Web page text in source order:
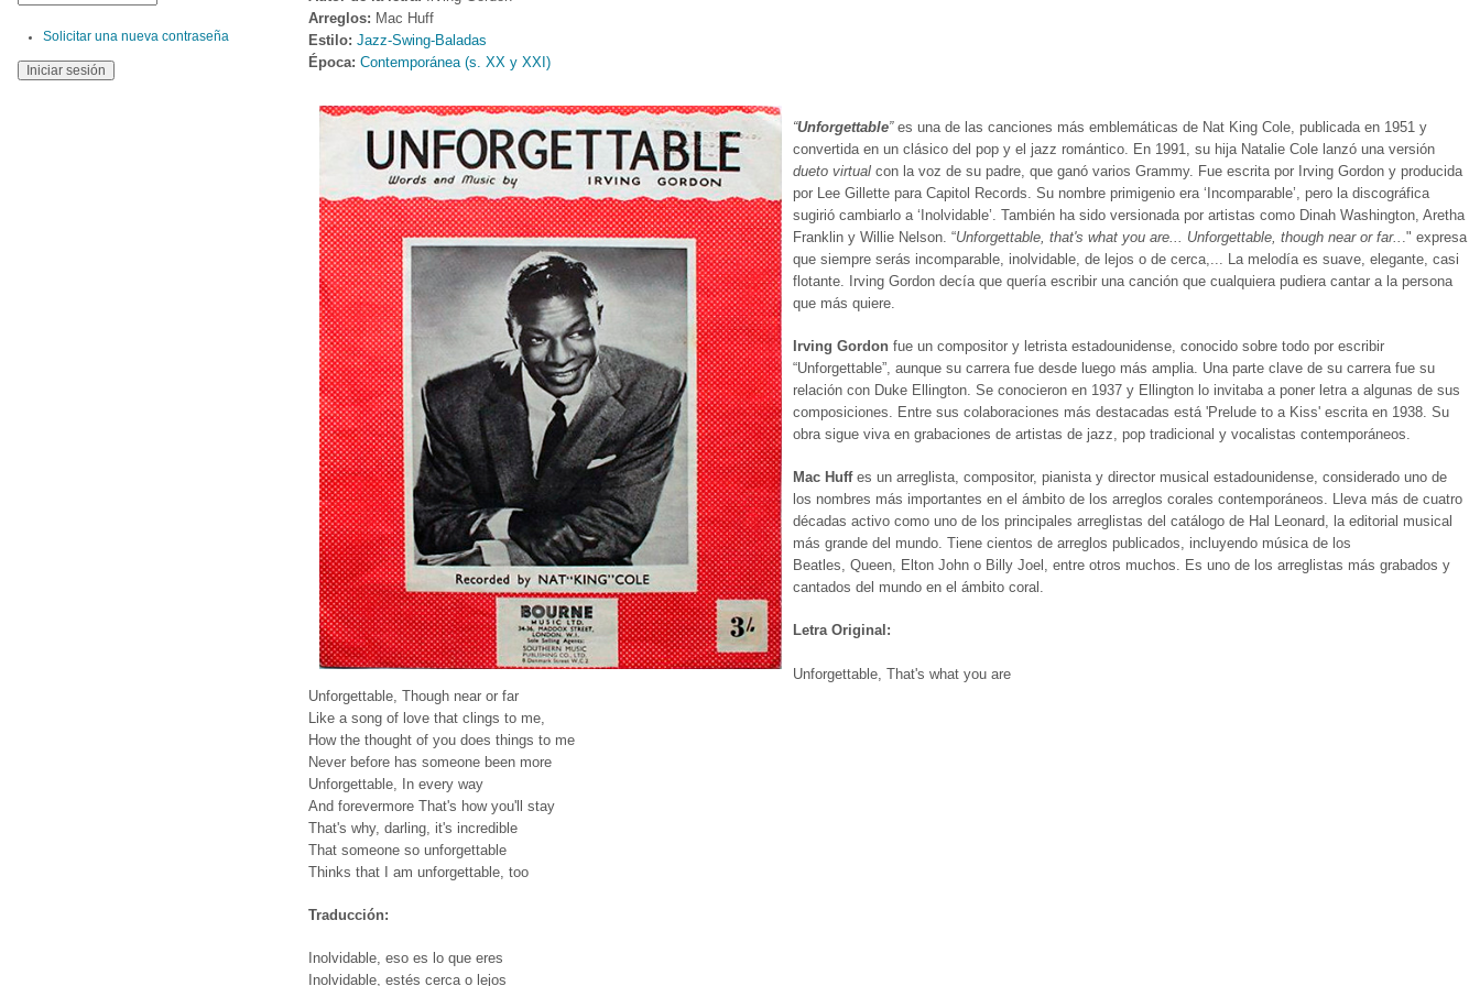
Arreglos: Mac Huff
Estilo: Jazz-Swing-Baladas
Época: Contemporánea (s. XX y XXI)
“Unforgettable” es una de las canciones más emblemáticas de Nat King Cole, publicada en 1951 y
convertida en un clásico del pop y el jazz romántico. En 1991, su hija Natalie Cole lanzó una versión
dueto virtual con la voz de su padre, que ganó varios Grammy. Fue escrita por Irving Gordon y producida
por Lee Gillette para Capitol Records. Su nombre primigenio era ‘Incomparable’, pero la discográfica
sugirió cambiarlo a ‘Inolvidable’. También ha sido versionada por artistas como Dinah Washington, Aretha
Franklin y Willie Nelson. “Unforgettable, that's what you are... Unforgettable, though near or far..
." expresa
que siempre serás incomparable, inolvidable, de lejos o de cerca,...
La melodía es suave, elegante, casi
flotante. Irving Gordon decía que quería escribir una canción que cualquiera pudiera cantar a la persona
que más quiere.
Irving Gordon fue un compositor y letrista estadounidense, conocido sobre todo por escribir
“Unforgettable”, aunque su carrera fue desde luego más amplia. Una parte clave de su carrera fue su
relación con Duke Ellington. Se conocieron en 1937 y Ellington lo invitaba a poner letra a algunas de sus
composiciones. Entre sus colaboraciones más destacadas está 'Prelude to a Kiss' escrita en 1938. Su
obra sigue viva en grabaciones de artistas de jazz, pop tradicional y vocalistas contemporáneos.
Mac Huffes un arreglista, compositor, pianista y director musical estadounidense, considerado uno de
los nombres más importantes en el ámbito de los arreglos corales contemporáneos. Lleva más de cuatro
décadas activo como uno de los principales arreglistas del catálogo de Hal Leonard, la editorial musical
más grande del mundo. Tiene cientos de arreglos publicados, incluyendo música de los
Beatles, Queen, Elton John o Billy Joel, entre otros muchos. Es uno de los arreglistas más grabados y
cantados del mundo en el ámbito coral.
Letra Original:
Unforgettable, That's what you are
Unforgettable, Though near or far
Like a song of love that clings to me,
How the thought of you does things to me
Never before has someone been more
Unforgettable, In every way
And forevermore That's how you'll stay
That's why, darling, it's incredible
That someone so unforgettable
Thinks that I am unforgettable, too
Traducción:
Inolvidable, eso es lo que eres
Inolvidable, estés cerca o lejos
Solicitar una nueva contraseña